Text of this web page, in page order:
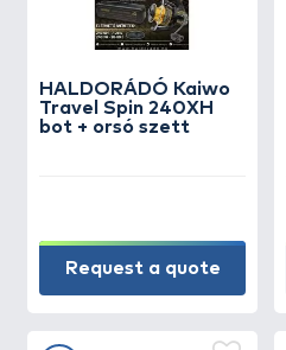
HALDORÁDÓ Kaiwo
Travel Spin 240XH
bot + orsó szett
Request a quote